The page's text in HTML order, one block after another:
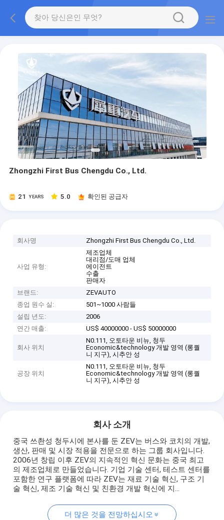
Zhongzhi First Bus Chengdu Co., Ltd.
21 YEARS 5.0 확인된 공급자
회사명 Zhongzhi First Bus Chengdu Co., Ltd.
사업 유형:
제조업체
대리점/도매 업체
에이전트
수출
판매자
브랜드:
ZEVAUTO
종업 원수 실:
501~1000 사람들
설립 년도:
2006
연간 매출:
US$ 40000000 - US$ 50000000
회사 위치
N0.111, 오토타운 비뉴, 청두
Economic&technology 개발 영역 (롱퀄
니 지구), 시추안 성
공장 위치
N0.111, 오토타운 비뉴, 청두
Economic&technology 개발 영역 (롱퀄
니 지구), 시추안 성
회사 소개
중국 쓰촨성 청두시에 본사를 둔 ZEV는 버스와 코치의 개발,
생산, 판매 및 시장 적용을 전문으로 하는 그룹 회사입니다.
2006년 창립 이후 ZEV의 지속적인 혁신 문화는 중국 최고
의 제조업체로 만들었습니다. 기업 기술 센터, 테스트 센터를
포함한 연구 플랫폼에 따라 ZEV는 재료 기술 혁신, 구조 기
술 혁신, 제조 기술 혁신 및 친환경 개발 혁신에 지...
더 많은 것을 전망하십시오